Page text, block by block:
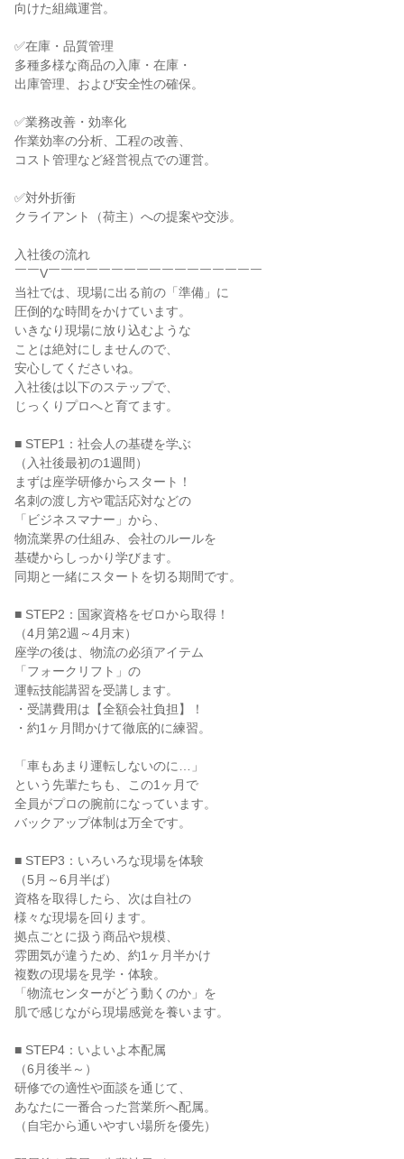
向けた組織運営。
✅在庫・品質管理
多種多様な商品の入庫・在庫・
出庫管理、および安全性の確保。
✅業務改善・効率化
作業効率の分析、工程の改善、
コスト管理など経営視点での運営。
✅対外折衝
クライアント（荷主）への提案や交渉。
入社後の流れ
￣￣V￣￣￣￣￣￣￣￣￣￣￣￣￣￣￣￣￣
当社では、現場に出る前の「準備」に
圧倒的な時間をかけています。
いきなり現場に放り込むような
ことは絶対にしませんので、
安心してくださいね。
入社後は以下のステップで、
じっくりプロへと育てます。
■ STEP1：社会人の基礎を学ぶ
（入社後最初の1週間）
まずは座学研修からスタート！
名刺の渡し方や電話応対などの
「ビジネスマナー」から、
物流業界の仕組み、会社のルールを
基礎からしっかり学びます。
同期と一緒にスタートを切る期間です。
■ STEP2：国家資格をゼロから取得！
（4月第2週～4月末）
座学の後は、物流の必須アイテム
「フォークリフト」の
運転技能講習を受講します。
・受講費用は【全額会社負担】！
・約1ヶ月間かけて徹底的に練習。
「車もあまり運転しないのに…」
という先輩たちも、この1ヶ月で
全員がプロの腕前になっています。
バックアップ体制は万全です。
■ STEP3：いろいろな現場を体験
（5月～6月半ば）
資格を取得したら、次は自社の
様々な現場を回ります。
拠点ごとに扱う商品や規模、
雰囲気が違うため、約1ヶ月半かけ
複数の現場を見学・体験。
「物流センターがどう動くのか」を
肌で感じながら現場感覚を養います。
■ STEP4：いよいよ本配属
（6月後半～）
研修での適性や面談を通じて、
あなたに一番合った営業所へ配属。
（自宅から通いやすい場所を優先）